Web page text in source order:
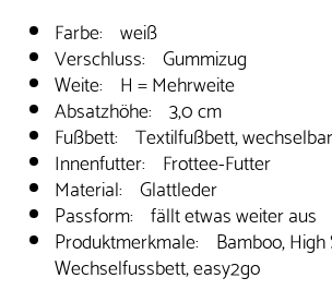
Farbe: weiß
Verschluss: Gummizug
Weite: H = Mehrweite
Absatzhöhe: 3,0 cm
Fußbett: Textilfußbett, wechselbar
Innenfutter: Frottee-Futter
Material: Glattleder
Passform: fällt etwas weiter aus
Produktmerkmale: Bamboo, High
Wechselfussbett, easy2go